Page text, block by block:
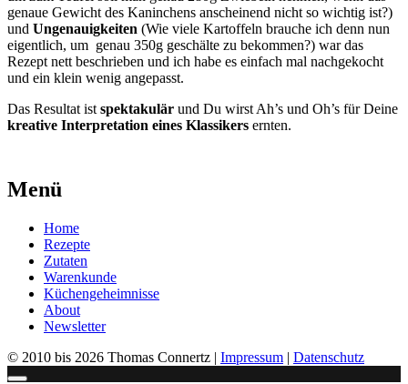
genaue Gewicht des Kanin­chens anschei­nend nicht so wich­tig ist?)
und Unge­nau­ig­kei­ten (Wie vie­le Kar­tof­feln brau­che ich denn nun
eigent­lich, um genau 350g geschäl­te zu bekom­men?) war das
Rezept nett beschrie­ben und ich habe es ein­fach mal nach­ge­kocht
und ein klein wenig ange­passt.
Das Resul­tat ist spek­ta­ku­lär und Du wirst Ah’s und Oh’s für Dei­ne
krea­ti­ve Inter­pre­ta­ti­on eines Klas­si­kers ern­ten.
Menü
Home
Rezepte
Zutaten
Warenkunde
Küchengeheimnisse
About
Newsletter
© 2010 bis 2026 Thomas Connertz | Impressum | Datenschutz